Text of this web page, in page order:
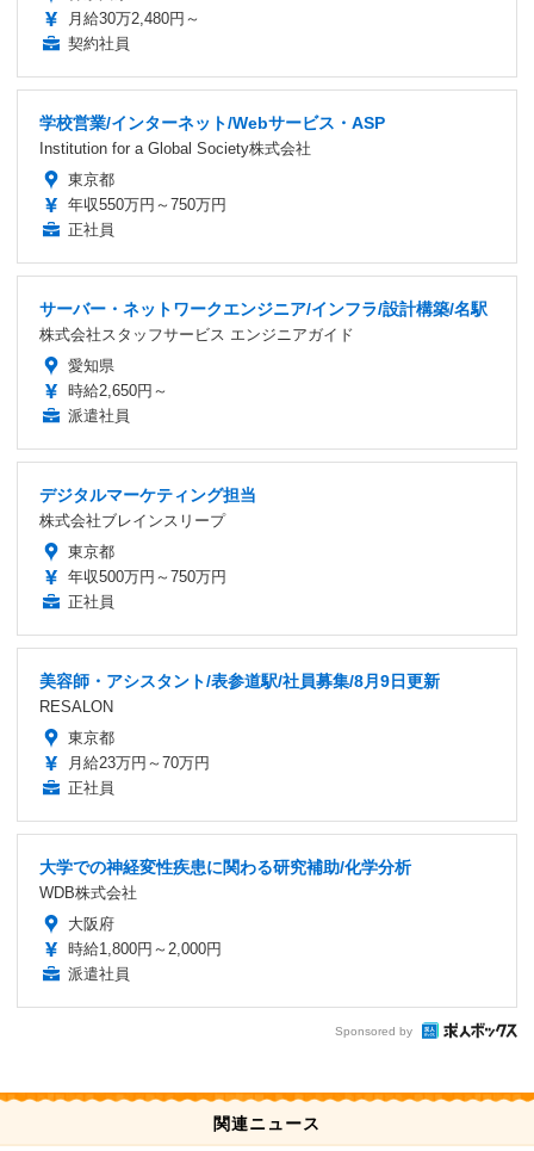
月給30万2,480円～
契約社員
学校営業/インターネット/Webサービス・ASP
Institution for a Global Society株式会社
東京都
年収550万円～750万円
正社員
サーバー・ネットワークエンジニア/インフラ/設計構築/名駅
株式会社スタッフサービス エンジニアガイド
愛知県
時給2,650円～
派遣社員
デジタルマーケティング担当
株式会社ブレインスリープ
東京都
年収500万円～750万円
正社員
美容師・アシスタント/表参道駅/社員募集/8月9日更新
RESALON
東京都
月給23万円～70万円
正社員
大学での神経変性疾患に関わる研究補助/化学分析
WDB株式会社
大阪府
時給1,800円～2,000円
派遣社員
Sponsored by
関連ニュース